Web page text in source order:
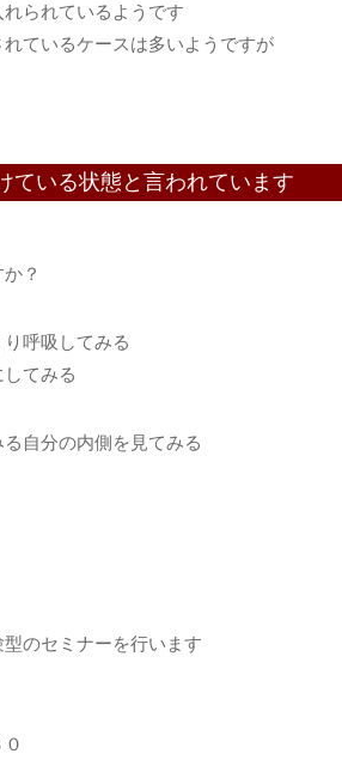
られているようです
ているケースは多いようですが
ている状態と言われています
？
呼吸してみる
てみる
自分の内側を見てみる
のセミナーを行います